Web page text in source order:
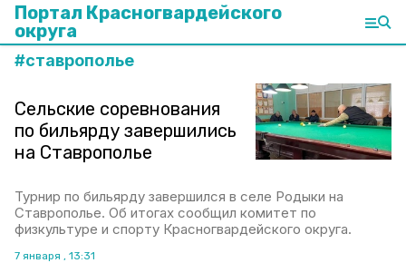
Портал Красногвардейского
округа
#ставрополье
Сельские соревнования
по бильярду завершились
на Ставрополье
Турнир по бильярду завершился в селе Родыки на
Ставрополье. Об итогах сообщил комитет по
физкультуре и спорту Красногвардейского округа.
7 января , 13:31